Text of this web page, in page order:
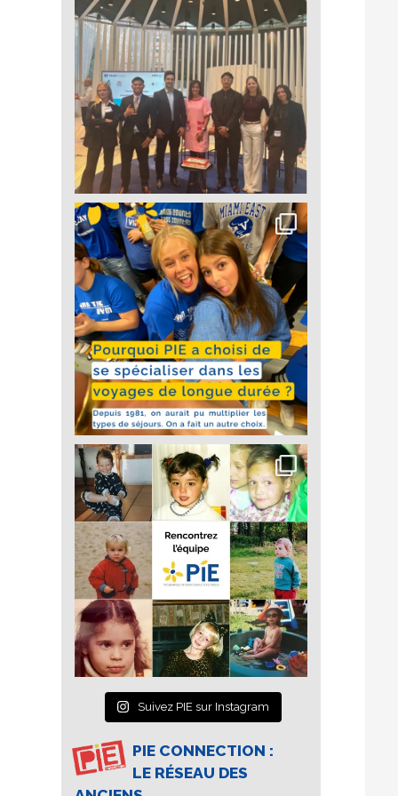
Suivez PIE sur Instagram
PIE CONNECTION :
LE RÉSEAU DES